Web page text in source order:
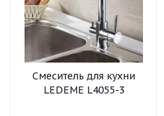
Смеситель для кухни
LEDEME L4055-3